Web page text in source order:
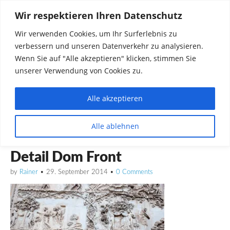
Wir respektieren Ihren Datenschutz
Wir verwenden Cookies, um Ihr Surferlebnis zu
verbessern und unseren Datenverkehr zu analysieren.
Wenn Sie auf "Alle akzeptieren" klicken, stimmen Sie
unserer Verwendung von Cookies zu.
Alle ablehnen
Alle akzeptieren
Rainer in Krawickel
Dinge die mich interessieren diskutieren
Detail Dom Front
by Rainer • 29. September 2014 • 0 Comments